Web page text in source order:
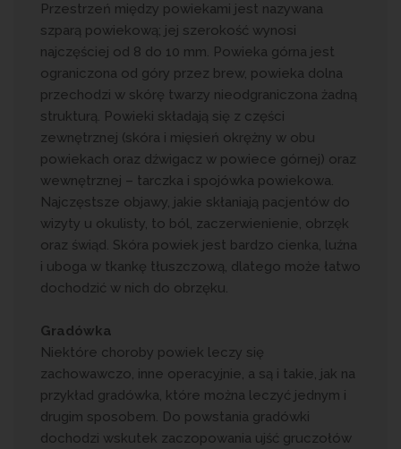
Przestrzeń między powiekami jest nazywana
szparą powiekową; jej szerokość wynosi
najczęściej od 8 do 10 mm. Powieka górna jest
ograniczona od góry przez brew, powieka dolna
przechodzi w skórę twarzy nieodgraniczona żadną
strukturą. Powieki składają się z części
zewnętrznej (skóra i mięsień okrężny w obu
powiekach oraz dźwigacz w powiece górnej) oraz
wewnętrznej – tarczka i spojówka powiekowa.
Najczęstsze objawy, jakie skłaniają pacjentów do
wizyty u okulisty, to ból, zaczerwienienie, obrzęk
oraz świąd. Skóra powiek jest bardzo cienka, luźna
i uboga w tkankę tłuszczową, dlatego może łatwo
dochodzić w nich do obrzęku.
Gradówka
Niektóre choroby powiek leczy się
zachowawczo, inne operacyjnie, a są i takie, jak na
przykład gradówka, które można leczyć jednym i
drugim sposobem. Do powstania gradówki
dochodzi wskutek zaczopowania ujść gruczołów